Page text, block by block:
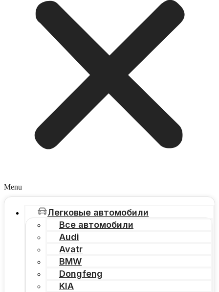
Menu
Легковые автомобили
Все автомобили
Audi
Avatr
BMW
Dongfeng
KIA